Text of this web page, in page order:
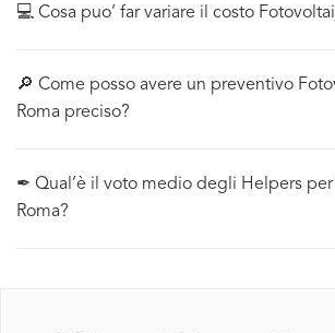
💻 Cosa puo’ far variare il costo
🔎 Come posso avere un preventivo
Roma preciso?
✒ Qual’è il voto medio degli Helpers
Roma?